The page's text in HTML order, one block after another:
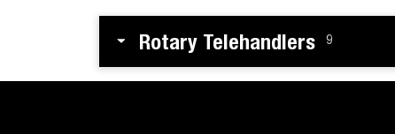
Rotary Telehandlers 9